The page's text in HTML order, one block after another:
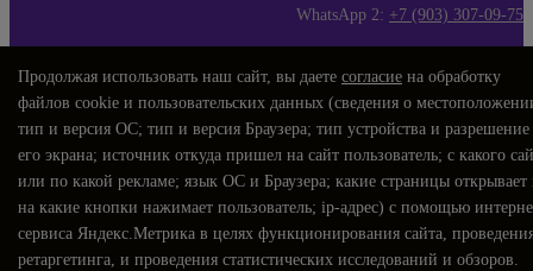
WhatsApp 2: +7 (903) 307-09-75
Продолжая использовать наш сайт, вы даете согласие на обработку
файлов cookie и пользовательских данных (сведения о
тип и версия ОС; тип и версия Браузера; тип устройства и разрешение
его экрана; источник откуда пришел на сайт пользователь; с какого
или по какой рекламе; язык ОС и Браузера; какие страницы открывает
на какие кнопки нажимает пользователь; ip-адрес) с помощью
сервиса Яндекс.Метрика в целях функционирования сайта,
ретаргетинга, и проведения статистических исследований и обзоров.